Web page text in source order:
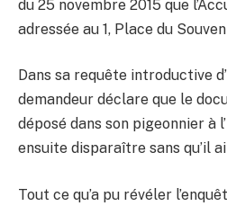
du 25 novembre 2015 que
adressée au 1, Place du
Dans sa requête introductive
demandeur déclare que le
déposé dans son pigeonnier à
ensuite disparaître sans qu’il
Tout ce qu’a pu révéler